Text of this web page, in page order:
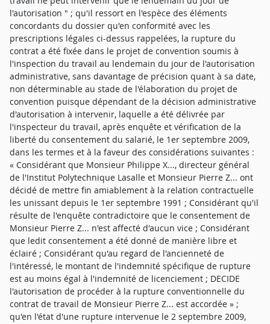
l'autorisation " ; qu'il ressort en l'espèce des éléments
concordants du dossier qu'en conformité avec les
prescriptions légales ci-dessus rappelées, la rupture du
contrat a été fixée dans le projet de convention soumis à
l'inspection du travail au lendemain du jour de l'autorisation
administrative, sans davantage de précision quant à sa date,
non déterminable au stade de l'élaboration du projet de
convention puisque dépendant de la décision administrative
d'autorisation à intervenir, laquelle a été délivrée par
l'inspecteur du travail, après enquête et vérification de la
liberté du consentement du salarié, le 1er septembre 2009,
dans les termes et à la faveur des considérations suivantes :
« Considérant que Monsieur Philippe X..., directeur général
de l'Institut Polytechnique Lasalle et Monsieur Pierre Z... ont
décidé de mettre fin amiablement à la relation contractuelle
les unissant depuis le 1er septembre 1991 ; Considérant qu'il
résulte de l'enquête contradictoire que le consentement de
Monsieur Pierre Z... n'est affecté d'aucun vice ; Considérant
que ledit consentement a été donné de manière libre et
éclairé ; Considérant qu'au regard de l'ancienneté de
l'intéressé, le montant de l'indemnité spécifique de rupture
est au moins égal à l'indemnité de licenciement ; DECIDE
l'autorisation de procéder à la rupture conventionnelle du
contrat de travail de Monsieur Pierre Z... est accordée » ;
qu'en l'état d'une rupture intervenue le 2 septembre 2009,